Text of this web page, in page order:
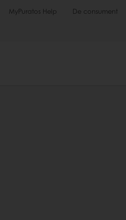
MyPuratos Help De consument